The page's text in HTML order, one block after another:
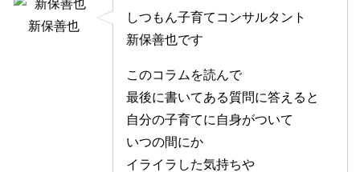
新保善也
しつもん子育てコンサルタント
新保善也です
このコラムを読んで
最後に書いてある質問に答えると
自分の子育てに自身がついて
いつの間にか
イライラした気持ちや